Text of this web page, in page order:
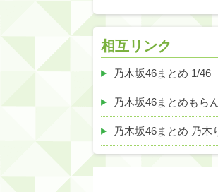
相互リンク
乃木坂46まとめ 1/46
乃木坂46まとめもら
乃木坂46まとめ 乃木